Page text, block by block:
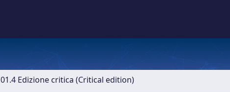
01.4 Edizione critica (Critical edition)